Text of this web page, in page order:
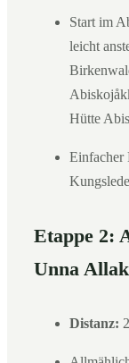
Start im
leicht
Hütte
Einfacher
Etappe 2:
Unna
Distanz: